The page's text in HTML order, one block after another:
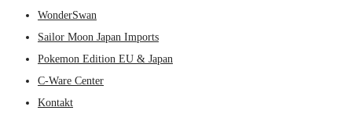
WonderSwan
Sailor Moon Japan Imports
Pokemon Edition EU & Japan
C-Ware Center
Kontakt